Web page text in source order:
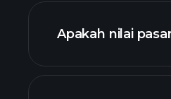
Apakah nilai